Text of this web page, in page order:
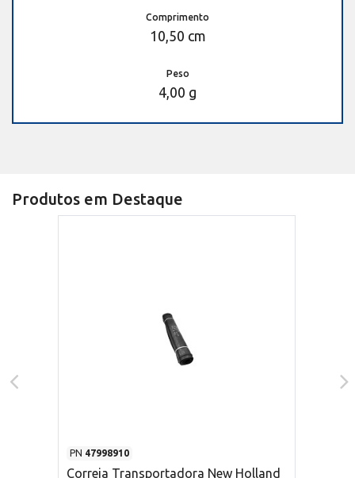
Comprimento
10,50 cm
Peso
4,00 g
Produtos em Destaque
PN 47998910
Correia Transportadora New Holland